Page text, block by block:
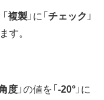
複製 」に「チェック 」
す。
度 」の値を「-20° 」に